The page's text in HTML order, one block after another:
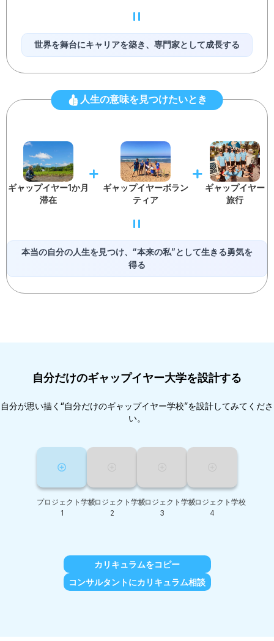
世界を舞台にキャリアを築き、専門家として成長する
人生の意味を見つけたいとき
ギャップイヤー1か月
滞在
ギャップイヤーボラン
ティア
ギャップイヤー
旅行
本当の自分の人生を見つけ、“本来の私”として生きる勇気を
得る
自分だけのギャップイヤー大学を設計する
自分が思い描く“自分だけのギャップイヤー学校”を設計してみてくださ
い。
プロジェクト学校
1
プロジェクト学校
2
プロジェクト学校
3
プロジェクト学校
4
カリキュラムをコピー
コンサルタントにカリキュラム相談